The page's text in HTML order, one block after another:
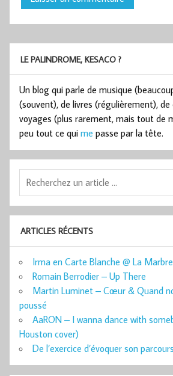
LE PALINDROME, KESACO ?
Un blog qui parle de musique
(souvent), de livres (régulièrement), de
voyages (plus rarement, mais tout de
peu tout ce qui me passe par la tête.
ARTICLES RÉCENTS
Irma en Carte Blanche @ La
Romain Berrodier – Up There
Martin Luminet – Cœur & Quand
poussé
AaRON – I wanna dance with
Houston cover)
De l’exercice d’évoquer son